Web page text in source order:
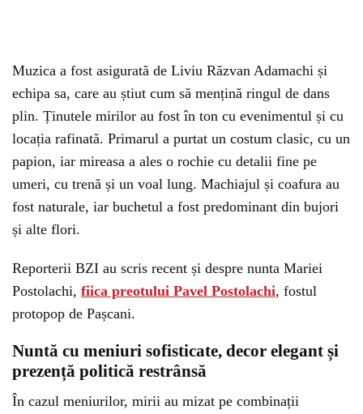
Muzica a fost asigurată de Liviu Răzvan Adamachi și
echipa sa, care au știut cum să mențină ringul de dans
plin. Ținutele mirilor au fost în ton cu evenimentul și cu
locația rafinată. Primarul a purtat un costum clasic, cu un
papion, iar mireasa a ales o rochie cu detalii fine pe
umeri, cu trenă și un voal lung. Machiajul și coafura au
fost naturale, iar buchetul a fost predominant din bujori
și alte flori.
Reporterii BZI au scris recent și despre nunta Mariei
Postolachi, fiica preotului Pavel Postolachi, fostul
protopop de Pașcani.
Nuntă cu meniuri sofisticate, decor elegant și
prezență politică restrânsă
În cazul meniurilor, mirii au mizat pe combinații